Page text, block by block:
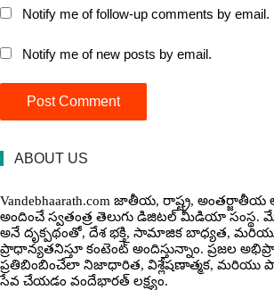
Notify me of follow-up comments by email.
Notify me of new posts by email.
ABOUT US
Vandebhaarath.com జాతీయ, రాష్ట్ర, అంతర్జాతీయ
అందించే స్వతంత్ర తెలుగు డిజిటల్ మీడియా సంస్థ.
అనే దృక్పథంతో, దేశ భక్తి, సామాజిక బాధ్యత,
ప్రాధాన్యతనిస్తూ కంటెంట్ అందిస్తున్నాం. ప్రజల
ప్రతిబింబించేలా నిజాధారిత, విశ్లేషణాత్మక, మరియు
సేవ చేయడం వందేభార‌త్ ల‌క్ష్యం.